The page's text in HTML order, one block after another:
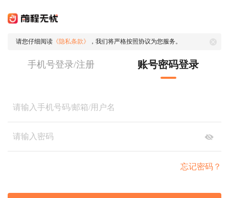
请您仔细阅读 《隐私条款》 ，我们将严格按照协议为您服务。
手机号登录/注册 账号密码登录
忘记密码？